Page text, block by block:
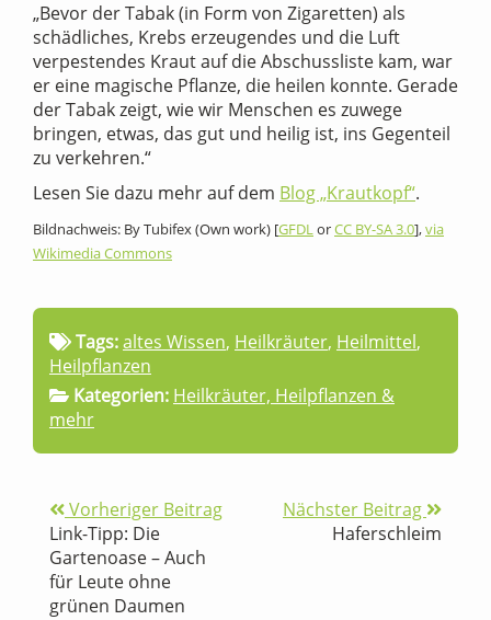
„Bevor der Tabak (in Form von Zigaretten) als
schädliches, Krebs erzeugendes und die Luft
verpestendes Kraut auf die Abschussliste kam, war
er eine magische Pflanze, die heilen konnte. Gerade
der Tabak zeigt, wie wir Menschen es zuwege
bringen, etwas, das gut und heilig ist, ins Gegenteil
zu verkehren.“
Lesen Sie dazu mehr auf dem Blog „Krautkopf“.
Bildnachweis: By Tubifex (Own work) [GFDLorCC BY-SA 3.0],via
Wikimedia Commons
Tags:altes Wissen, Heilkräuter, Heilmittel,
Heilpflanzen
Kategorien: Heilkräuter, Heilpflanzen &
mehr
Vorheriger Beitrag
Link-Tipp: Die
Gartenoase – Auch
für Leute ohne
grünen Daumen
Nächster Beitrag
Haferschleim